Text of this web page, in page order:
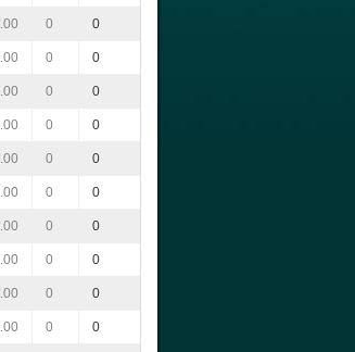
0 0
0 0
0 0
0 0
0 0
0 0
0 0
0 0
0 0
0 0